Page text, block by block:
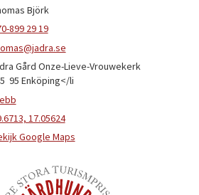
Björk
899 29 19
Gård Onze-Lieve-Vrouwekerk
95 Enköping</li
17.05624
Google Maps